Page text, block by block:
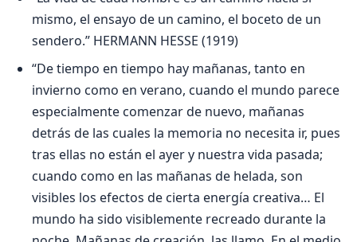
mismo, el ensayo de un camino, el boceto de un
sendero.” HERMANN HESSE (1919)
“De tiempo en tiempo hay mañanas, tanto en
invierno como en verano, cuando el mundo parece
especialmente comenzar de nuevo, mañanas
detrás de las cuales la memoria no necesita ir, pues
tras ellas no están el ayer y nuestra vida pasada;
cuando como en las mañanas de helada, son
visibles los efectos de cierta energía creativa… El
mundo ha sido visiblemente recreado durante la